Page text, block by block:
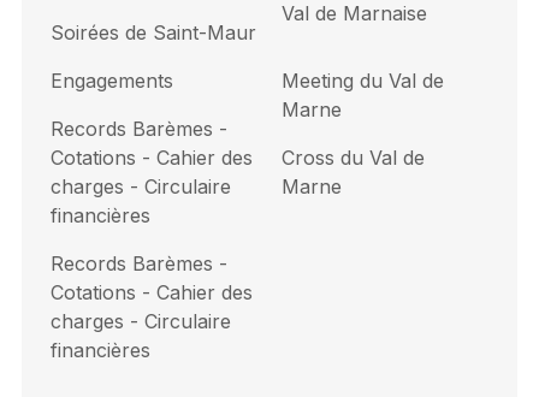
Soirées de Saint-Maur
Engagements
Records Barèmes -
Cotations - Cahier des
charges - Circulaire
financières
Records Barèmes -
Cotations - Cahier des
charges - Circulaire
financières
Val de Marnaise
Meeting du Val de
Marne
Cross du Val de
Marne